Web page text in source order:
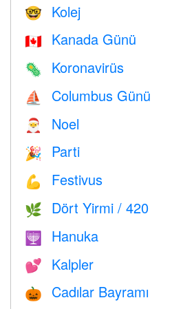
🤓 Kolej
🇨🇦 Kanada Günü
🦠 Koronavirüs
⛵️ Columbus Günü
🎅 Noel
🎉 Parti
💪 Festivus
🌿 Dört Yirmi / 420
🕎 Hanuka
💕 Kalpler
🎃 Cadılar Bayramı